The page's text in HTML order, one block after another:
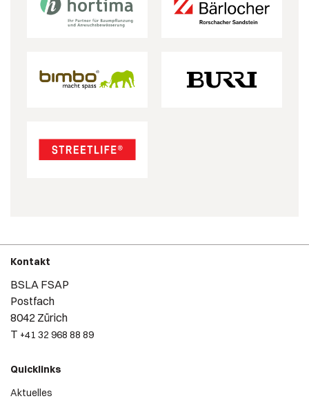
Kontakt
BSLA FSAP
Postfach
8042 Zürich
T +41 32 968 88 89
Quicklinks
Aktuelles